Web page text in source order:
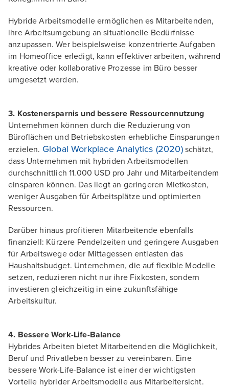
Hybride Arbeitsmodelle ermöglichen es Mitarbeitenden,
ihre Arbeitsumgebung an situationelle Bedürfnisse
anzupassen. Wer beispielsweise konzentrierte Aufgaben
im Homeoffice erledigt, kann effektiver arbeiten, während
kreative oder kollaborative Prozesse im Büro besser
umgesetzt werden.
3. Kostenersparnis und bessere Ressourcennutzung
Unternehmen können durch die Reduzierung von
Büroflächen und Betriebskosten erhebliche Einsparungen
erzielen. Global Workplace Analytics (2020)schätzt,
dass Unternehmen mit hybriden Arbeitsmodellen
durchschnittlich 11.000 USD pro Jahr und Mitarbeitendem
einsparen können. Das liegt an geringeren Mietkosten,
weniger Ausgaben für Arbeitsplätze und optimierten
Ressourcen.
Darüber hinaus profitieren Mitarbeitende ebenfalls
finanziell: Kürzere Pendelzeiten und geringere Ausgaben
für Arbeitswege oder Mittagessen entlasten das
Haushaltsbudget. Unternehmen, die auf flexible Modelle
setzen, reduzieren nicht nur ihre Fixkosten, sondern
investieren gleichzeitig in eine zukunftsfähige
Arbeitskultur.
4. Bessere Work-Life-Balance
Hybrides Arbeiten bietet Mitarbeitenden die Möglichkeit,
Beruf und Privatleben besser zu vereinbaren. Eine
bessere Work-Life-Balance ist einer der wichtigsten
Vorteile hybrider Arbeitsmodelle aus Mitarbeitersicht.